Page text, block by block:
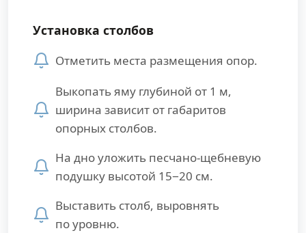
Установка столбов
Отметить места размещения опор.
Выкопать яму глубиной от 1 м,
ширина зависит от габаритов
опорных столбов.
На дно уложить песчано-щебневую
подушку высотой 15−20 см.
Выставить столб, выровнять
по уровню.